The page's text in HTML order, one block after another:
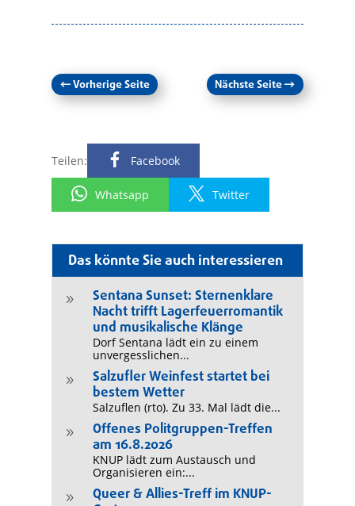
Das könnte Sie auch interessieren
9
Sentana Sunset: Sternenklare
Nacht trifft Lagerfeuerromantik
und musikalische Klänge
Dorf Sentana lädt ein zu einem
unvergesslichen...
9
Salzufler Weinfest startet bei
bestem Wetter
Salzuflen (rto). Zu 33. Mal lädt die...
9
Offenes Politgruppen-Treffen
am 16.8.2026
KNUP lädt zum Austausch und
Organisieren ein:...
9
Queer & Allies-Treff im KNUP-
←Vorherige Seite Nächste Seite→
Teilen: Facebook
Whatsapp Twitter